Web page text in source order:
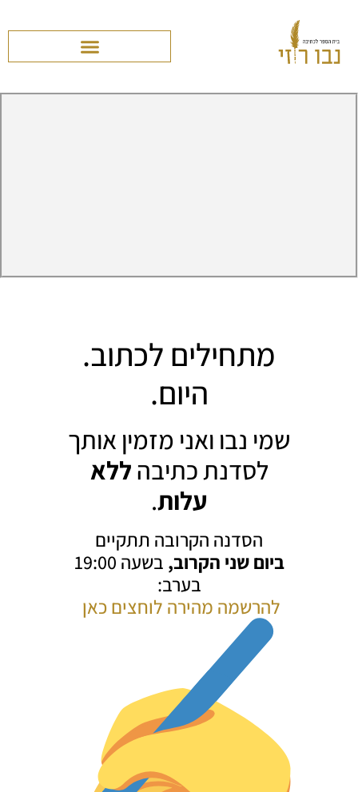
מתחילים לכתוב.
היום.
שמי נבו ואני מזמין אותך
לסדנת כתיבהללא
עלות.
הסדנה הקרובה תתקיים
ביום שני הקרוב,
בשעה 19:00
בערב:
להרשמה מהירה לוחצים כאן